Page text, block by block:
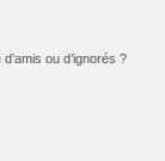
ou d’ignorés ?